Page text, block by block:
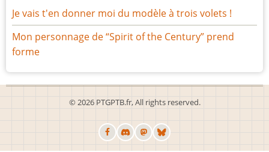
Je vais t'en donner moi du modèle à trois volets !
Mon personnage de “Spirit of the Century” prend
forme
© 2026 PTGPTB.fr, All rights reserved.